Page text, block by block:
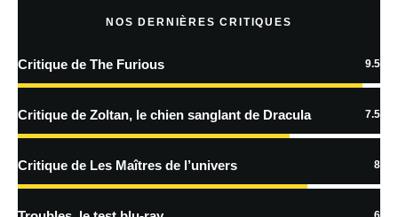
En savoir
traitées
NOS DERNIÈRES CRITIQUES
Critique de The Furious 9.5
Critique de Zoltan, le chien sanglant de Dracula 7.5
Critique de Les Maîtres de l’univers 8